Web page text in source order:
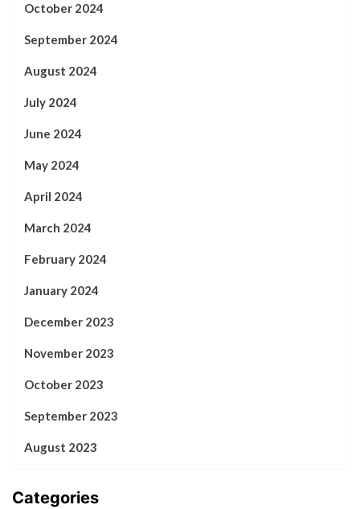
October 2024
September 2024
August 2024
July 2024
June 2024
May 2024
April 2024
March 2024
February 2024
January 2024
December 2023
November 2023
October 2023
September 2023
August 2023
Categories